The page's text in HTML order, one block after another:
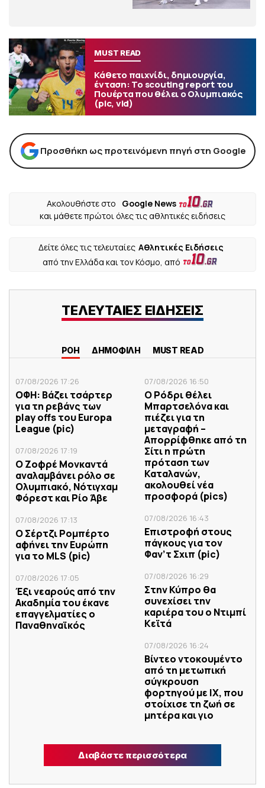
MUST READ
Κάθετο παιχνίδι, δημιουργία,
ένταση: Το scouting report του
Πουέρτα που θέλει ο Ολυμπιακός
(pic, vid)
Προσθήκη ως προτεινόμενη πηγή στη Google
Ακολουθήστε στο
Google News
και μάθετε πρώτοι όλες τις αθλητικές ειδήσεις
Δείτε όλες τις τελευταίες Αθλητικές Ειδήσεις
από την Ελλάδα και τον Κόσμο, από
ΤΕΛΕΥΤΑΙΕΣ ΕΙΔΗΣΕΙΣ
ΡΟΗ ΔΗΜΟΦΙΛΗ MUST READ
07/08/2026 17:26
ΟΦΗ: Βάζει τσάρτερ
για τη ρεβάνς των
play offs του Europa
League (pic)
07/08/2026 17:19
Ο Ζοφρέ Μονκαντά
αναλαμβάνει ρόλο σε
Ολυμπιακό, Νότιγχαμ
Φόρεστ και Ρίο Άβε
07/08/2026 17:13
Ο Σέρτζι Ρομπέρτο
αφήνει την Ευρώπη
για το MLS (pic)
07/08/2026 17:05
Έξι νεαρούς από την
Ακαδημία του έκανε
επαγγελματίες ο
Παναθηναϊκός
07/08/2026 16:50
Ο Ρόδρι θέλει
Μπαρτσελόνα και
πιέζει για τη
μεταγραφή –
Απορρίφθηκε από τη
Σίτι η πρώτη
πρόταση των
Καταλανών,
ακολουθεί νέα
προσφορά (pics)
07/08/2026 16:43
Επιστροφή στους
πάγκους για τον
Φαν’τ Σχιπ (pic)
07/08/2026 16:29
Στην Κύπρο θα
συνεχίσει την
καριέρα του ο Ντιμπί
Κεϊτά
07/08/2026 16:24
Βίντεο ντοκουμέντο
από τη μετωπική
σύγκρουση
φορτηγού με IX, που
στοίχισε τη ζωή σε
μητέρα και γιο
Διαβάστε περισσότερα